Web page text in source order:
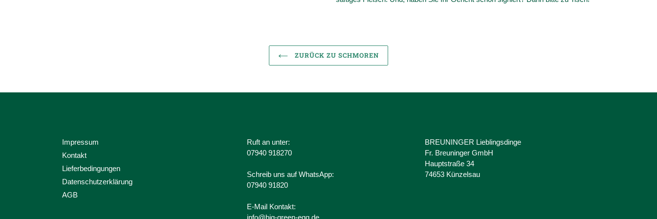
ZURÜCK ZU SCHMOREN
Impressum
Kontakt
Lieferbedingungen
Datenschutzerklärung
AGB
Ruft an unter:
07940 918270
Schreib uns auf WhatsApp:
07940 91820
E-Mail Kontakt:
BREUNINGER Lieblingsdinge
Fr. Breuninger GmbH
Hauptstraße 34
74653 Künzelsau